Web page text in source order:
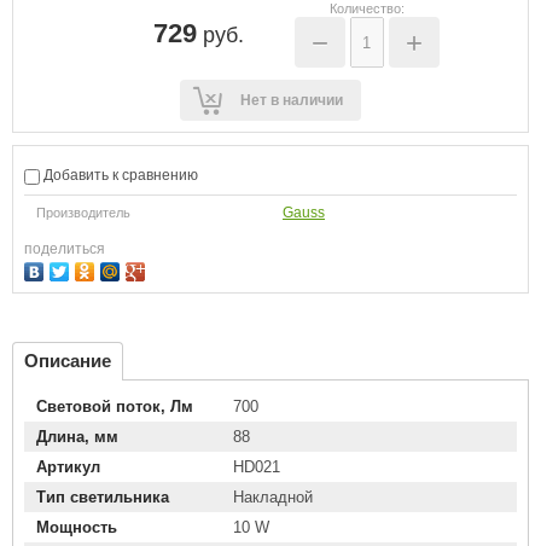
729руб.
Количество:
− +
Нет в наличии
Добавить к сравнению
Производитель Gauss
поделиться
Описание
Световой поток, Лм
700
Длина, мм
88
Артикул
HD021
Тип светильника
Накладной
Мощность
10 W